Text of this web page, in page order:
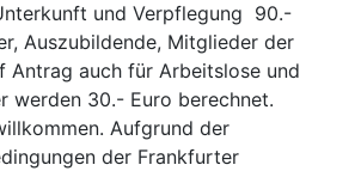
und Verpflegung 90.-
Auszubildende, Mitglieder der
Antrag auch für Arbeitslose und
werden 30.- Euro berechnet.
Aufgrund der
der Frankfurter